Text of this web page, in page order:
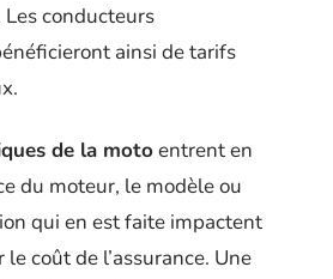
conducteurs
ainsi de tarifs
de la moto entrent en
du moteur, le modèle ou
qui en est faite impactent
coût de l’assurance. Une